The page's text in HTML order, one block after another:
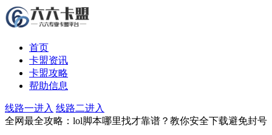
首页
卡盟资讯
卡盟攻略
帮助信息
线路一进入 线路二进入
全网最全攻略：lol脚本哪里找才靠谱？教你安全下载避免封号